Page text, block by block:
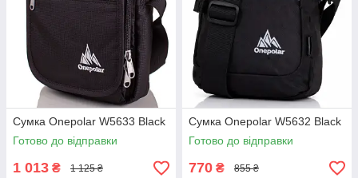
Сумка Onepolar W5633 Black
Готово до відправки
1 013 ₴ 1 125 ₴
Сумка Onepolar W5632 Black
Готово до відправки
770 ₴ 855 ₴